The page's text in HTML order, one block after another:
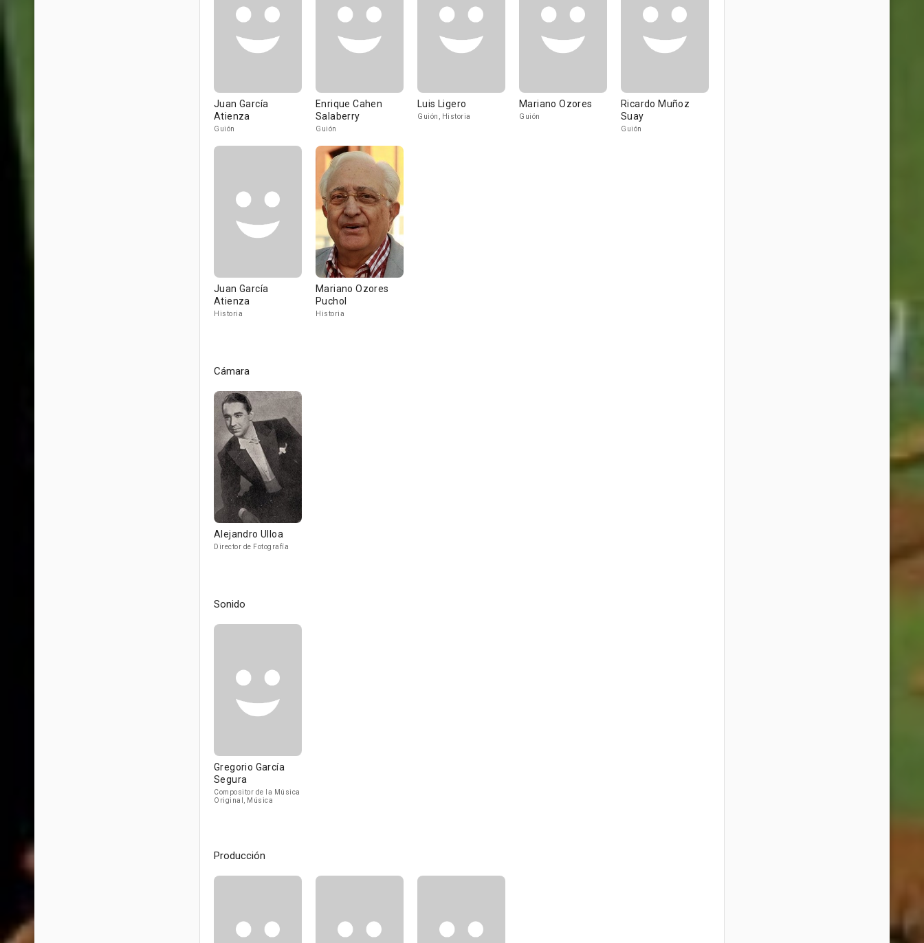
Juan García
Atienza
Guión
Enrique Cahen
Salaberry
Guión
Luis Ligero
Guión, Historia
Mariano Ozores
Guión
Ricardo Muñoz
Suay
Guión
Juan García
Atienza
Historia
Mariano Ozores
Puchol
Historia
Cámara
Alejandro Ulloa
Director de Fotografía
Sonido
Gregorio García
Segura
Compositor de la Música
Original, Música
Producción